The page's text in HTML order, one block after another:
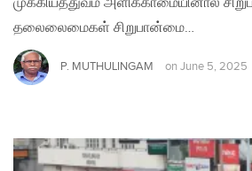
முக்கியத்துவம் அளிக்காமையினால்
தலைலைமைகள் சிறுபான்மை…
P. MUTHULINGAM on June 5, 2025